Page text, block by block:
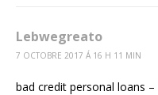
Lebwegreato
7 OCTOBRE 2017 Á 16 H 11 MIN
bad credit personal loans –